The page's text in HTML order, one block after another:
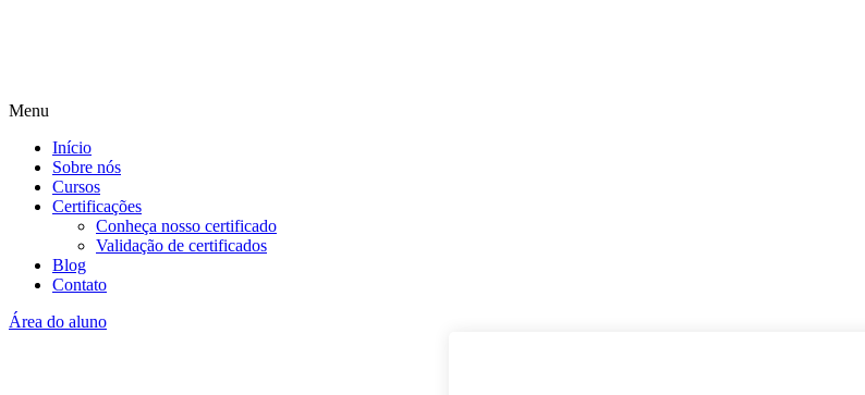
Menu
Início
Sobre nós
Cursos
Certificações
Conheça nosso certificado
Validação de certificados
Blog
Contato
Área do aluno